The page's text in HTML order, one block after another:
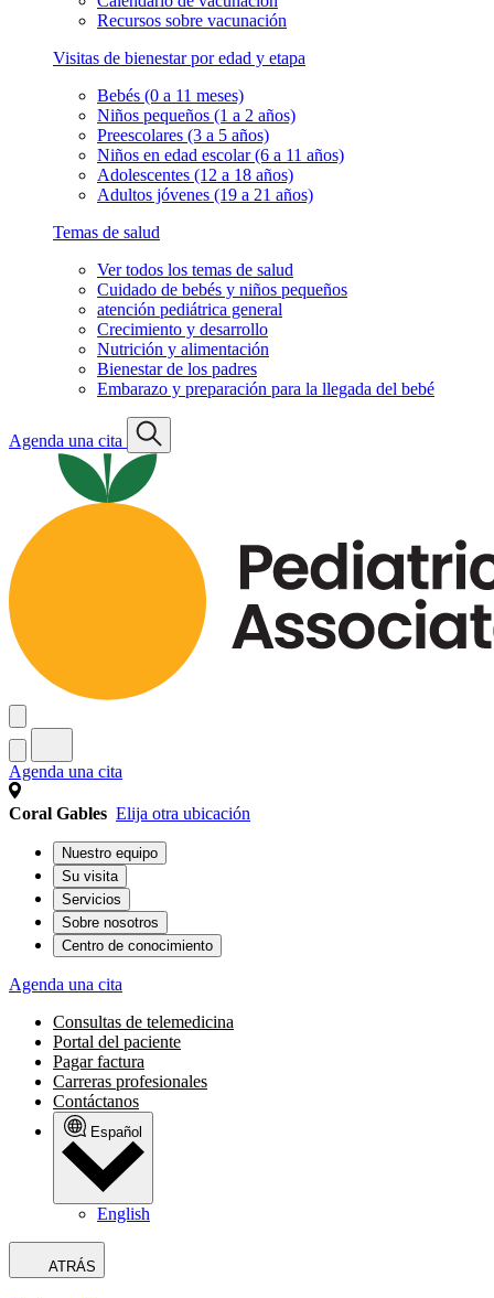
Recursos sobre vacunación
Visitas de bienestar por edad y etapa
Bebés (0 a 11 meses)
Niños pequeños (1 a 2 años)
Preescolares (3 a 5 años)
Niños en edad escolar (6 a 11 años)
Adolescentes (12 a 18 años)
Adultos jóvenes (19 a 21 años)
Temas de salud
Ver todos los temas de salud
Cuidado de bebés y niños pequeños
atención pediátrica general
Crecimiento y desarrollo
Nutrición y alimentación
Bienestar de los padres
Embarazo y preparación para la llegada del bebé
Agenda una cita
Agenda una cita
Coral Gables Elija otra ubicación
Nuestro equipo
Su visita
Servicios
Sobre nosotros
Centro de conocimiento
Agenda una cita
Consultas de telemedicina
Portal del paciente
Pagar factura
Carreras profesionales
Contáctanos
Español
English
ATRÁS